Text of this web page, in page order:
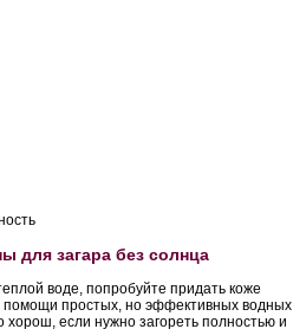
для загара без солнца
воде, попробуйте придать коже
помощи простых, но эффективных водных
если нужно загореть полностью и